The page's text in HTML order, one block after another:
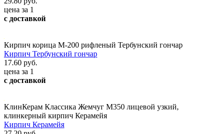
цена за 1
с доставкой
Кирпич корица М-200 рифленый Тербунский гончар
Кирпич Тербунский гончар
17.60 руб.
цена за 1
с доставкой
КлинКерам Классика Жемчуг М350 лицевой узкий,
клинкерный кирпич Керамейя
Кирпич Керамейя